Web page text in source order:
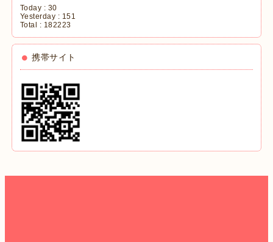
Today : 30
Yesterday : 151
Total : 182223
携帯サイト